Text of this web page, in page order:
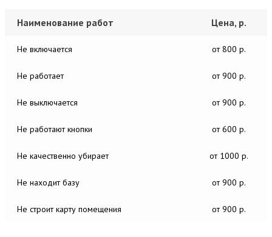
Наименование работ Цена, р.
Не включается от 800 р.
Не работает от 900 р.
Не выключается от 900 р.
Не работают кнопки от 600 р.
Не качественно убирает от 1000 р.
Не находит базу от 900 р.
Не строит карту помещения от 900 р.